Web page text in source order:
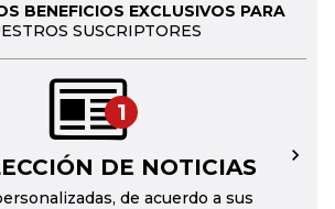
BENEFICIOS EXCLUSIVOS PARA
SUSCRIPTORES
1
DE NOTICIAS
de acuerdo a sus
→